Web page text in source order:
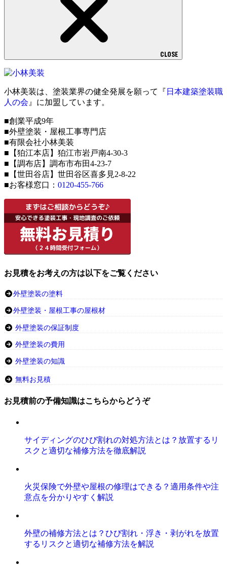
CLOSE
小林美装は、塗装業界の健全発展を願って『 日本建築塗装職
人の会 』に加盟しています。
■創業平成9年
■外壁塗装・屋根工事専門店
■有限会社小林美装
■【狛江本店】狛江市岩戸南4-30-3
■【調布店】調布市布田4-23-7
■【世田谷店】世田谷区喜多見2-8-22
■お客様窓口： 0120-455-766
お見積をお考えの方は以下をご覧ください
外壁塗装の塗料
外壁塗装・屋根工事の屋根材
外壁塗装の保証制度
外壁塗装の費用
外壁塗装の知識
無料お見積
お見積前の予備知識はこちらからどうぞ
サイディングのひび割れの対処方法とは？放置するリ
スクと適切な補修方法を徹底解説
火災保険で外壁や屋根の修理はできる？適用条件や注
意点を分かりやすく解説
外壁の補修方法とは？ひび割れ・浮き・剥がれを放置
するリスクと適切な補修方法を解説